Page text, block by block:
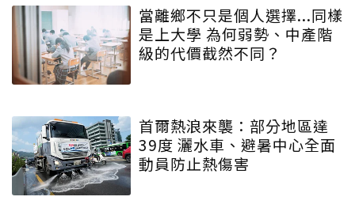
當離鄉不只是個人選擇...同樣
是上大學 為何弱勢、中產階
級的代價截然不同？
首爾熱浪來襲：部分地區達
39度 灑水車、避暑中心全面
動員防止熱傷害